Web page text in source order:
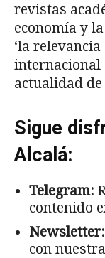
revistas
economía y
‘la
internacional
actualidad de
Sigue
Alcalá:
Telegram:
contenido
Newsletter:
con